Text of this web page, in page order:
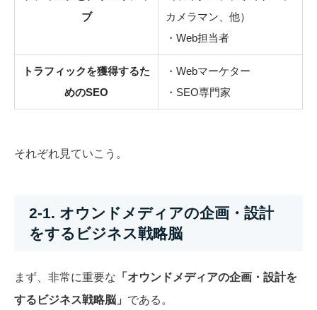
ブ
カメラマン、他）
・Web担当者
トラフィックを獲得するた
めのSEO
・Webマーケター
・SEO専門家
それぞれ見ていこう。
2-1. オウンドメディアの企画・設計
をするビジネス戦略脳
まず、非常に重要な 「オウンドメディアの企画・設計を
するビジネス戦略脳」 である。